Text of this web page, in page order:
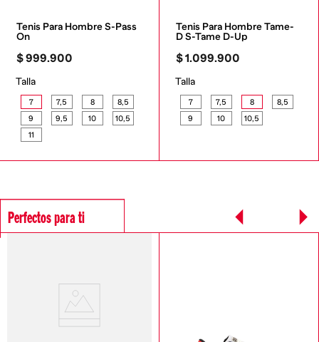
Tenis Para Hombre S-Pass
On
$999.900
Talla
7 7,5 8
8,5
9
9,5 10
10,5
11
Tenis Para Hombre Tame-
D S-Tame D-Up
$1.099.900
Talla
7 7,5 8
8,5
9
10 10,5
Perfectos para ti